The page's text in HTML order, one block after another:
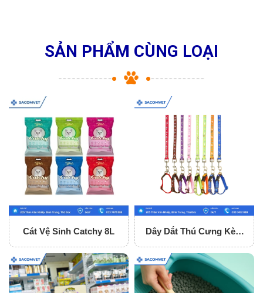
SẢN PHẨM CÙNG LOẠI
Cát Vệ Sinh Catchy 8L
Dây Dắt Thú Cưng Kèm